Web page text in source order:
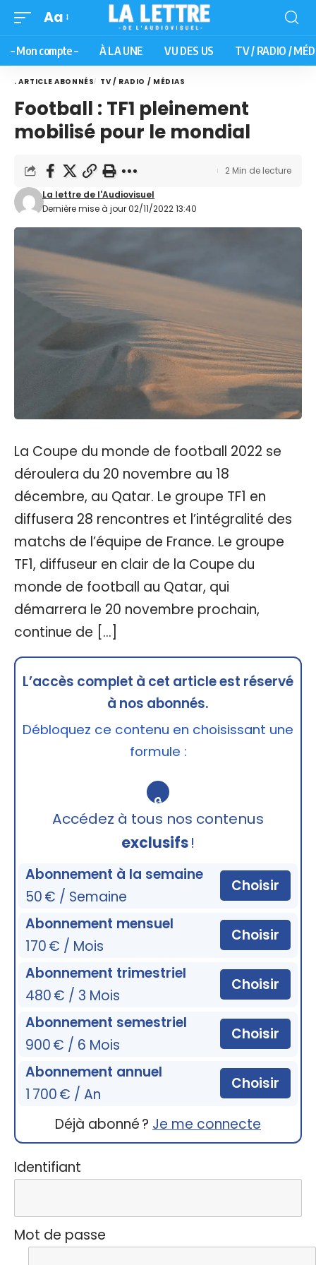
Aa
– Mon compte – À LA UNE VU DES US TV / RADIO /
. ARTICLE ABONNÉS TV / RADIO / MÉDIAS
Football : TF1 pleinement
mobilisé pour le mondial
Dernière mise à jour 02/11/2022 13:40
La lettre de l'Audiovisuel
2 Min de lecture
La Coupe du monde de football 2022 se
déroulera du 20 novembre au 18
décembre, au Qatar. Le groupe TF1 en
diffusera 28 rencontres et l’intégralité des
matchs de l’équipe de France. Le groupe
TF1, diffuseur en clair de la Coupe du
monde de football au Qatar, qui
démarrera le 20 novembre prochain,
continue de […]
L’accès complet à cet article est réservé
à nos abonnés.
Débloquez ce contenu en choisissant une
formule :
🔒
Accédez à tous nos contenus
exclusifs!
Abonnement à la semaine
50 € / Semaine
Choisir
Abonnement mensuel
170 € / Mois
Choisir
Abonnement trimestriel
480 € / 3 Mois
Choisir
Abonnement semestriel
900 € / 6 Mois
Choisir
Abonnement annuel
1 700 € / An
Choisir
Déjà abonné ? Je me connecte
Identifiant
Mot de passe